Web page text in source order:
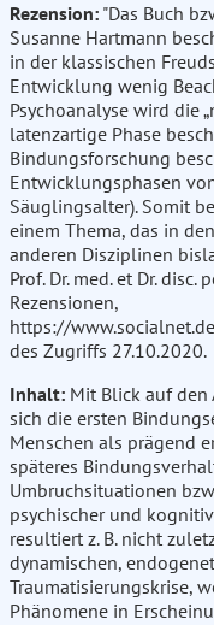
Rezension: "Das Buch
Susanne Hartmann
in der klassischen
Entwicklung wenig
Psychoanalyse wird die
latenzartige Phase
Bindungsforschung
Entwicklungsphasen
Säuglingsalter). Somit
einem Thema, das in
anderen Disziplinen
Prof. Dr. med. et Dr. disc.
Rezensionen,
https://
des Zugriffs 27.10.2020.
Inhalt: Mit Blick auf den
sich die ersten
Menschen als prägend
späteres
Umbruchsituationen
psychischer und
resultiert z. B. nicht
dynamischen,
Traumatisierungskrise,
Phänomene in